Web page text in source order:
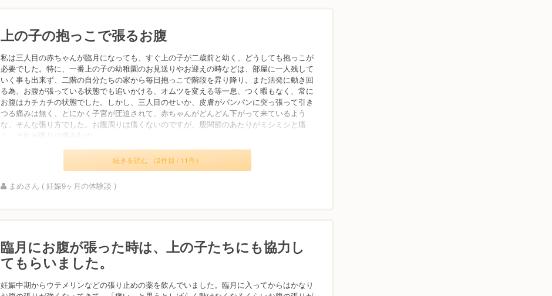
上の子の抱っこで張るお腹
私は三人目の赤ちゃんが臨月になっても、すぐ上の子が二歳前と幼く、どうしても抱っこが
必要でした。特に、一番上の子の幼稚園のお見送りやお迎えの時などは、部屋に一人残して
いく事も出来ず、二階の自分たちの家から毎日抱っこで階段を昇り降り。また活発に動き回
る為、お腹が張っている状態でも追いかける、オムツを変える等一息、つく暇もなく、常に
お腹はカチカチの状態でした。しかし、三人目のせいか、皮膚がパンパンに突っ張って引き
つる痛みは無く、とにかく子宮が圧迫されて、赤ちゃんがどんどん下がって来ているよう
な、そんな張り方でした。お腹周りは痛くないのですが、股関節のあたりがミシミシと痛
く、それが張りの痛みなの...
続きを読む （2件目 / 11件）
まめさん ( 妊娠9ヶ月の体験談 )
臨月にお腹が張った時は、上の子たちにも協力し
てもらいました。
妊娠中期からウテメリンなどの張り止めの薬を飲んでいました。臨月に入ってからはかなり